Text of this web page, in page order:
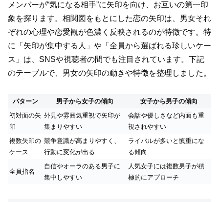
メンバーが“気になる相手”に矢印を向け、お互いの第一印
象を探ります。相関図をもとにした恋の矢印は、男女それ
ぞれの心理や恋愛観が色濃く反映されるのが特徴です。特
に「矢印が集中する人」や「全員から選ばれる珍しいケー
ス」は、SNSや視聴者の間でも注目されています。下記
のテーブルで、男女の矢印の動きや特徴を整理しました。
パターン 男子から女子の傾向
女子から男子の傾向
初対面の矢
印
外見や雰囲気重視で矢印が
集まりやすい
会話や優しさなど内面も重
視されやすい
複数矢印の
ケース
競争意識が高まりやすく、
行動に変化が出る
ライバルが多いと慎重にな
る傾向
全員指名
自信やオーラのある男子に
集中しやすい
人気女子には複数男子が積
極的にアプローチ